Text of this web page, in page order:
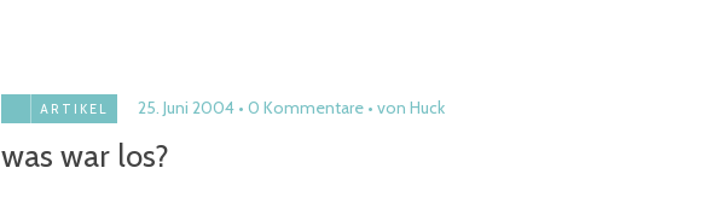
ARTIKEL 25. Juni 2004 0 Kommentare von Huck
was war los?